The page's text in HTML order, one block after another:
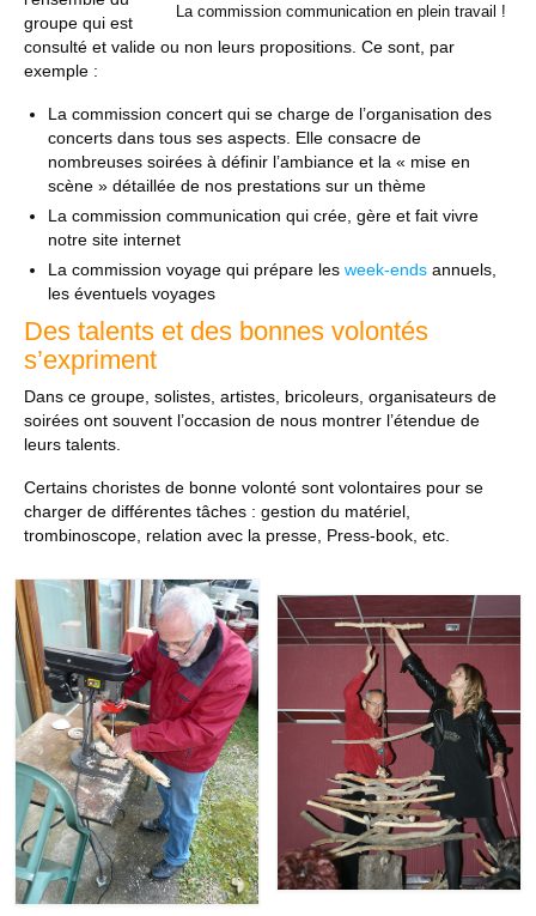
La commission communication en plein travail !
groupe qui est
consulté et valide ou non leurs propositions. Ce sont, par
exemple :
La commission concert qui se charge de l’organisation des
concerts dans tous ses aspects. Elle consacre de
nombreuses soirées à définir l’ambiance et la « mise en
scène » détaillée de nos prestations sur un thème
La commission communication qui crée, gère et fait vivre
notre site internet
La commission voyage qui prépare les week-ends annuels,
les éventuels voyages
Des talents et des bonnes volontés
s’expriment
Dans ce groupe, solistes, artistes, bricoleurs, organisateurs de
soirées ont souvent l’occasion de nous montrer l’étendue de
leurs talents.
Certains choristes de bonne volonté sont volontaires pour se
charger de différentes tâches : gestion du matériel,
trombinoscope, relation avec la presse, Press-book, etc.